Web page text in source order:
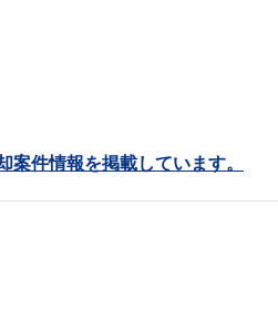
件情報を掲載しています。